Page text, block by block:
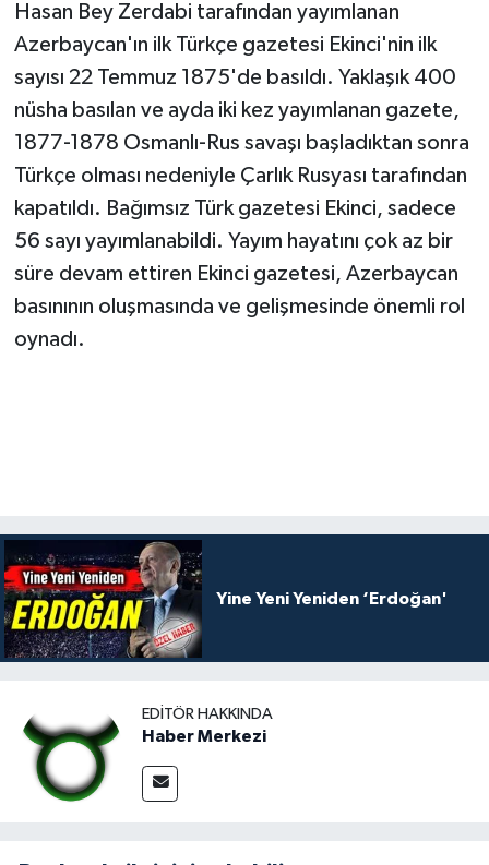
Hasan Bey Zerdabi tarafından yayımlanan
Azerbaycan'ın ilk Türkçe gazetesi Ekinci'nin ilk
sayısı 22 Temmuz 1875'de basıldı. Yaklaşık 400
nüsha basılan ve ayda iki kez yayımlanan gazete,
1877-1878 Osmanlı-Rus savaşı başladıktan sonra
Türkçe olması nedeniyle Çarlık Rusyası tarafından
kapatıldı. Bağımsız Türk gazetesi Ekinci, sadece
56 sayı yayımlanabildi. Yayım hayatını çok az bir
süre devam ettiren Ekinci gazetesi, Azerbaycan
basınının oluşmasında ve gelişmesinde önemli rol
oynadı.
Yine Yeni Yeniden ‘Erdoğan'
EDITÖR HAKKINDA
Haber Merkezi